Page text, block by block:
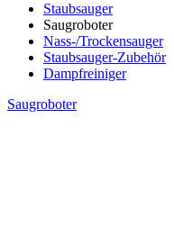
Staubsauger
Saugroboter
Nass-/Trockensauger
Staubsauger-Zubehör
Dampfreiniger
Saugroboter